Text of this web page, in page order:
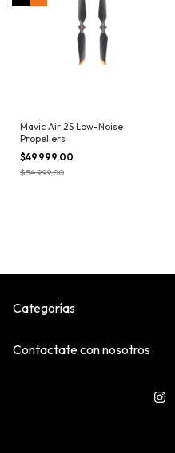
Mavic Air 2S Low-Noise
Propellers
$49.999,00
$54.999,00
Categorías
Contactate con nosotros